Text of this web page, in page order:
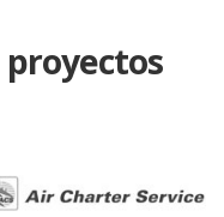
proyectos